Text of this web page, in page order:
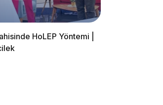
HoLEP Yöntemi |